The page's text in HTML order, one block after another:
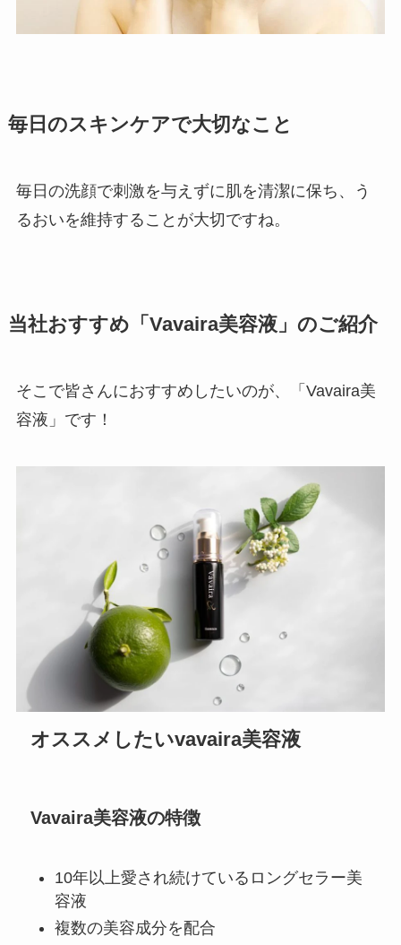
毎日のスキンケアで大切なこと
毎日の洗顔で刺激を与えずに肌を清潔に保ち、う
るおいを維持することが大切ですね。
当社おすすめ「Vavaira美容液」のご紹介
そこで皆さんにおすすめしたいのが、「Vavaira美
容液」です！
オススメしたいvavaira美容液
Vavaira美容液の特徴
10年以上愛され続けているロングセラー美
容液
複数の美容成分を配合